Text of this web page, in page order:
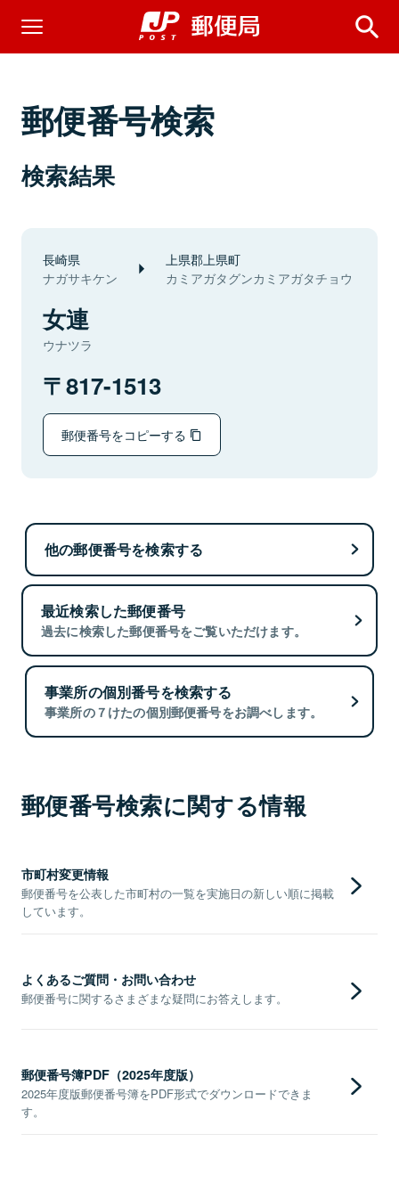
郵便番号検索
検索結果
長崎県
ナガサキケン
上県郡上県町
カミアガタグンカミアガタチョウ
女連
ウナツラ
817-1513
郵便番号をコピーする
他の郵便番号を検索する
最近検索した郵便番号
過去に検索した郵便番号をご覧いただけます。
事業所の個別番号を検索する
事業所の７けたの個別郵便番号をお調べします。
郵便番号検索に関する情報
市町村変更情報
郵便番号を公表した市町村の一覧を実施日の新しい順に掲載
しています。
よくあるご質問・お問い合わせ
郵便番号に関するさまざまな疑問にお答えします。
郵便番号簿PDF（2025年度版）
2025年度版郵便番号簿をPDF形式でダウンロードできま
す。